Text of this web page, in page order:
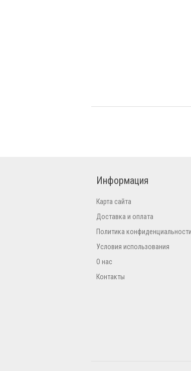
Информация
Карта сайта
Доставка и оплата
Политика конфиденциальности
Условия использования
О нас
Контакты